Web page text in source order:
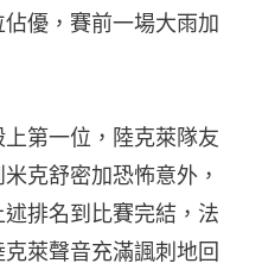
優，賽前一場大雨加
第一位，陸克萊隊友
克舒密加恐怖意外，
排名到比賽完結，法
萊聲音充滿諷刺地回